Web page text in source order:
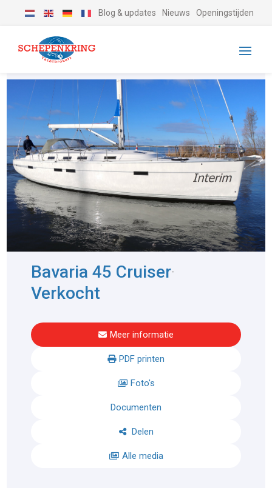
Blog & updates Nieuws Openingstijden
Bavaria 45 Cruiser-
Verkocht
Meer informatie
PDF printen
Foto's
Documenten
Delen
Alle media